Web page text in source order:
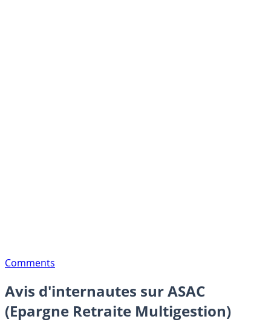
Comments
Avis d'internautes sur ASAC
(Epargne Retraite Multigestion)